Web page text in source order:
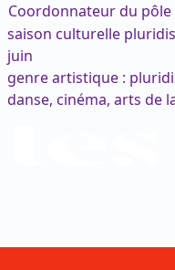
Coordonnateur du
saison culturelle
juin
genre artistique :
danse, cinéma, arts de